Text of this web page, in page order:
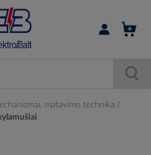
Prisijungti /
matavimo technika